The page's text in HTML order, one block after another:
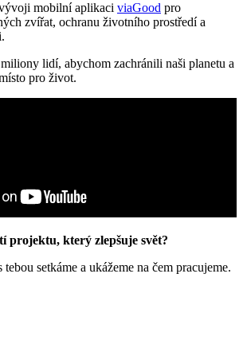
mobilní aplikaci viaGood pro
zvířat, ochranu životního prostředí a
lidí, abychom zachránili naši planetu a
pro život.
projektu, který zlepšuje svět?
setkáme a ukážeme na čem pracujeme.